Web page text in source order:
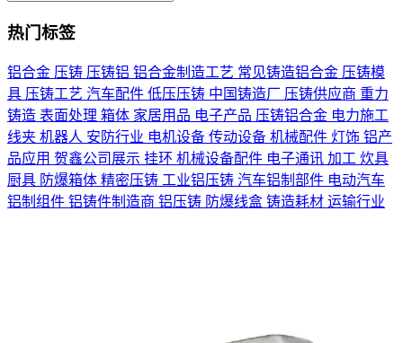
热门标签
铝合金 压铸 压铸铝 铝合金制造工艺 常见铸造铝合金 压铸模
具 压铸工艺 汽车配件 低压压铸 中国铸造厂 压铸供应商 重力
铸造 表面处理 箱体 家居用品 电子产品 压铸铝合金 电力施工
线夹 机器人 安防行业 电机设备 传动设备 机械配件 灯饰 铝产
品应用 贺鑫公司展示 挂环 机械设备配件 电子通讯 加工 炊具
厨具 防爆箱体 精密压铸 工业铝压铸 汽车铝制部件 电动汽车
铝制组件 铝铸件制造商 铝压铸 防爆线盒 铸造耗材 运输行业